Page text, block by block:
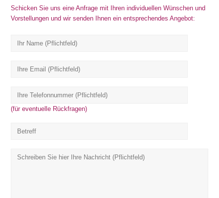
Schicken Sie uns eine Anfrage mit Ihren individuellen Wünschen und
Vorstellungen und wir senden Ihnen ein entsprechendes Angebot:
(für eventuelle Rückfragen)